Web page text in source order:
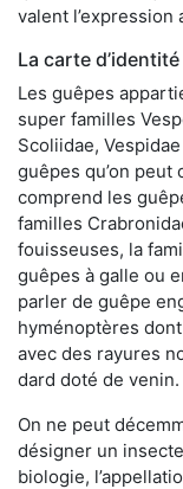
valent
La carte
Les guêpes
super familles
Scoliidae,
guêpes qu’on
comprend les
familles
fouisseuses, la
guêpes à galle ou
parler de guêpe
hyménoptères
avec des rayures
dard doté de venin.
On ne peut
désigner un
biologie,